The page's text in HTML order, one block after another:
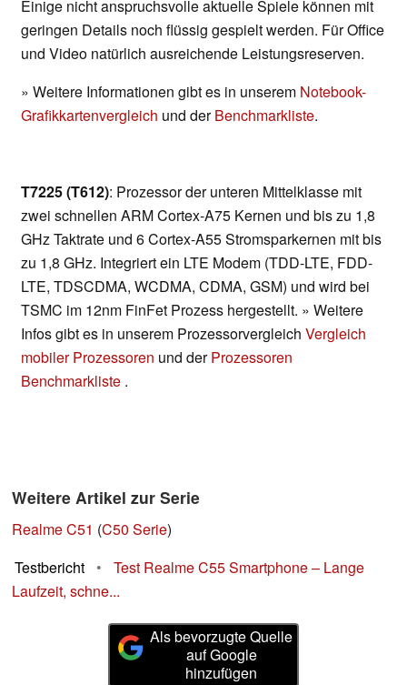
Einige nicht anspruchsvolle aktuelle Spiele können mit
geringen Details noch flüssig gespielt werden. Für Office
und Video natürlich ausreichende Leistungsreserven.
» Weitere Informationen gibt es in unserem Notebook-
Grafikkartenvergleich und derBenchmarkliste.
T7225 (T612): Prozessor der unteren Mittelklasse mit
zwei schnellen ARM Cortex-A75 Kernen und bis zu 1,8
GHz Taktrate und 6 Cortex-A55 Stromsparkernen mit bis
zu 1,8 GHz. Integriert ein LTE Modem (TDD-LTE, FDD-
LTE, TDSCDMA, WCDMA, CDMA, GSM) und wird bei
TSMC im 12nm FinFet Prozess hergestellt. » Weitere
Infos gibt es in unserem Prozessorvergleich Vergleich
mobiler Prozessoren und derProzessoren
Benchmarkliste .
Weitere Artikel zur Serie
Realme C51 (C50 Serie)
Testbericht
•
Test Realme C55 Smartphone – Lange
Laufzeit, schne...
Als bevorzugte Quelle
auf Google
hinzufügen